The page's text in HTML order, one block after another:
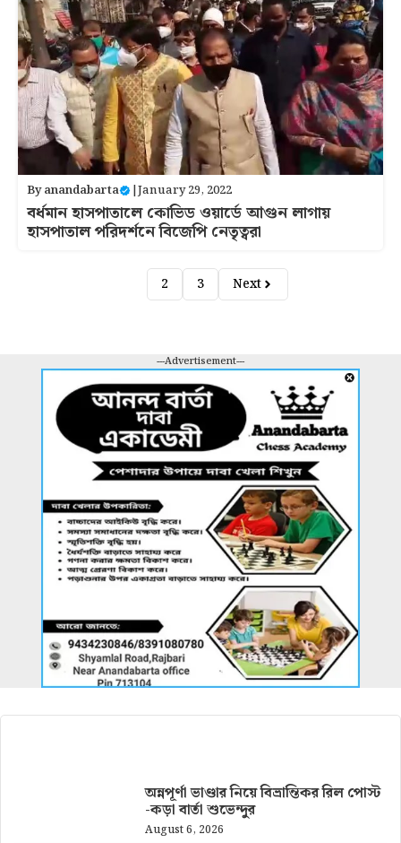
Byanandabarta |January 29, 2022
বর্ধমান হাসপাতালে কোভিড ওয়ার্ডে আগুন লাগায়
হাসপাতাল পরিদর্শনে বিজেপি নেতৃত্বরা
2 3 Next
---Advertisement---
অন্নপূর্ণা ভাণ্ডার নিয়ে বিভ্রান্তিকর রিল পোস্ট
-কড়া বার্তা শুভেন্দুর
August 6, 2026